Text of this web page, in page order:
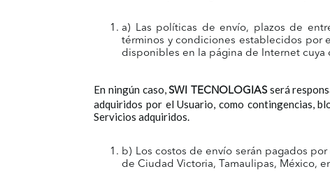
a) Las políticas de envío, plazos de
términos y condiciones establecidos por
disponibles en la página de Internet cuya
En ningún caso,SWI TECNOLOGIASserá
adquiridos por el Usuario, como contingencias,
Servicios adquiridos.
b) Los costos de envío serán pagados
de Ciudad Victoria, Tamaulipas, México,